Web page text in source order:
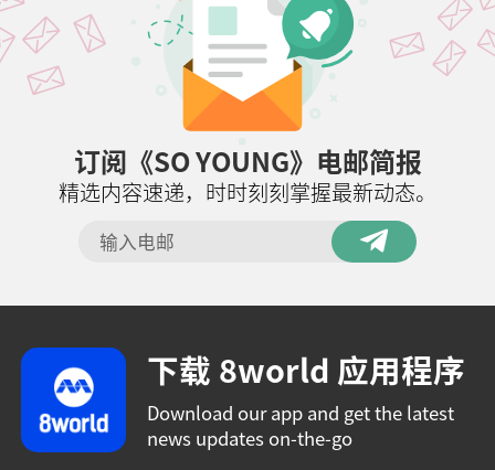
订阅《SO YOUNG》电邮简报
精选内容速递，时时刻刻掌握最新动态。
下载 8world 应用程序
Download our app and get the latest
news updates on-the-go